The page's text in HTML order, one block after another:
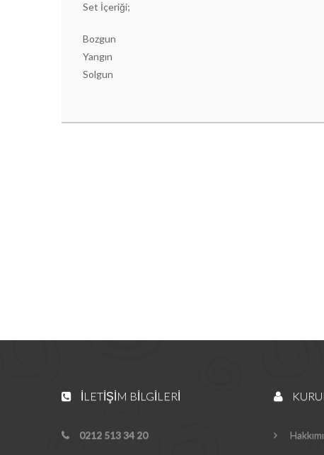
Set İçeriği;
Bozgun
Yangın
Solgun
İLETIŞIM BILGILERI
0212 513 34 20